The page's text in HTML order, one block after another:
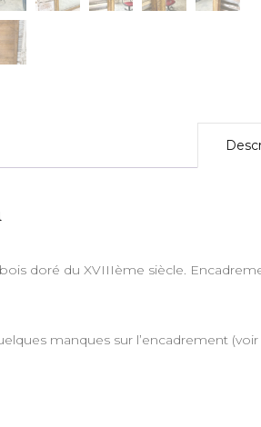
doré du XVIIIème siècle.
manques sur l’encadrement